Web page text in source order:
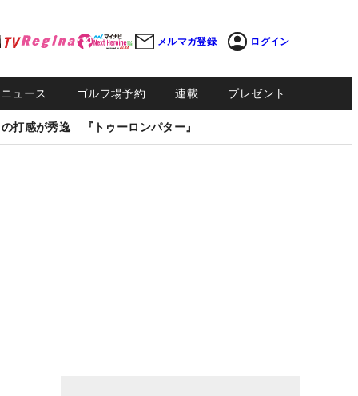
メルマガ登録 ログイン
ュース ゴルフ場予約 連載 プレゼント
打感が秀逸 『トゥーロンパター』